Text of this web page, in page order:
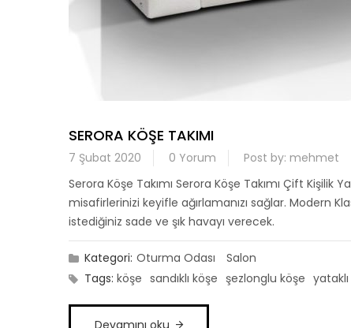
SERORA KÖŞE TAKIMI
7 Şubat 2020 0 Yorum Post by: mehmet
Serora Köşe Takımı Serora Köşe Takımı Çift
misafirlerinizi keyifle ağırlamanızı sağlar. Modern
istediğiniz sade ve şık havayı verecek.
Kategori: Oturma Odası
Salon
Tags: köşe sandıklı köşe şezlonglu köşe yataklı
Devamını oku